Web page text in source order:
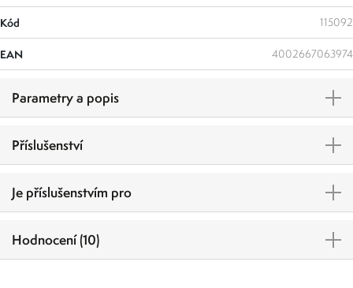
Kód 115092
EAN 4002667063974
Parametry a popis
Příslušenství
Je příslušenstvím pro
Hodnocení (10)